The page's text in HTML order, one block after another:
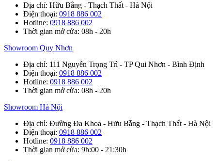
Địa chỉ: Hữu Bằng - Thạch Thất - Hà Nội
Điện thoại: 0918 886 002
Hotline: 0918 886 002
Thời gian mở cửa: 08h - 20h
Showroom Quy Nhơn
Địa chỉ: 111 Nguyễn Trọng Trì - TP Qui Nhơn - Bình Định
Điện thoại: 0918 886 002
Hotline: 0918 886 002
Thời gian mở cửa: 08h - 20h
Showroom Hà Nội
Địa chỉ: Đường Đa Khoa - Hữu Bằng - Thạch Thất - Hà Nội
Điện thoại: 0918 886 002
Hotline: 0918 886 002
Thời gian mở cửa: 9h:00 - 21:30h